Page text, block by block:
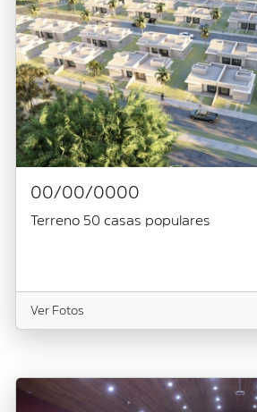
00/00/0000
Terreno 50 casas populares
Ver Fotos